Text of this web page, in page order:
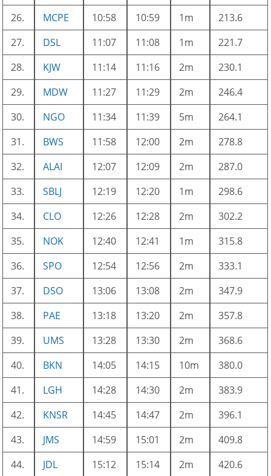
26.
MCPE 10:58 10:59 1m
213.6
27.
DSL 11:07 11:08 1m
221.7
28.
KJW 11:14 11:16 2m
230.1
29.
MDW 11:27 11:29 2m
246.4
30.
NGO 11:34 11:39 5m
264.1
31.
BWS 11:58 12:00 2m
278.8
32.
ALAI 12:07 12:09 2m
287.0
33.
SBLJ 12:19 12:20 1m
298.6
34.
CLO 12:26 12:28 2m
302.2
35.
NOK 12:40 12:41 1m
315.8
36.
SPO 12:54 12:56 2m
333.1
37.
DSO 13:06 13:08 2m
347.9
38.
PAE 13:18 13:20 2m
357.8
39.
UMS 13:28 13:30 2m
368.6
40.
BKN 14:05 14:15 10m
380.0
41.
LGH 14:28 14:30 2m
383.9
42.
KNSR 14:45 14:47 2m
396.1
43.
JMS 14:59 15:01 2m
409.8
44.
JDL 15:12 15:14 2m 420.6